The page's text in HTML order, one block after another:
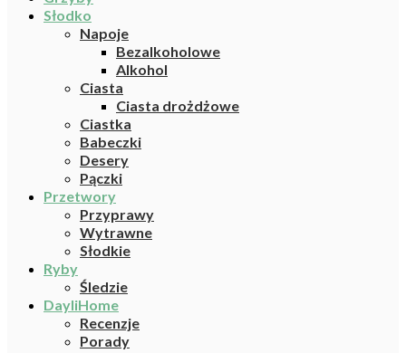
Słodko
Napoje
Bezalkoholowe
Alkohol
Ciasta
Ciasta drożdżowe
Ciastka
Babeczki
Desery
Pączki
Przetwory
Przyprawy
Wytrawne
Słodkie
Ryby
Śledzie
DayliHome
Recenzje
Porady